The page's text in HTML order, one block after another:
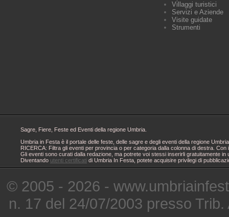
Villaggi turistici
Servizi e Aziende
Visite guidate
Strumenti
Sagre, Fiere, Feste ed Eventi della regione Umbria.
Umbria in Festa è il portale delle feste, delle sagre e degli eventi della regione
RICERCA: Filtra gli eventi per provincia o per categoria dalla colonna di destra.
Gli eventi sono curati dalla redazione, ma potrete voi stessi inserirli gratuitamente
Diventando utenti certificati di Umbria In Festa, potete acquisire privilegi di
© 2005 - 2026 -
n. 17 del 24/07/2003 presso